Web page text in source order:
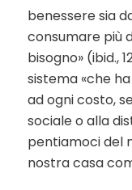
benessere sia
consumare più
bisogno» (ibid.,
sistema «che
ad ogni costo,
sociale o alla
pentiamoci del
nostra casa